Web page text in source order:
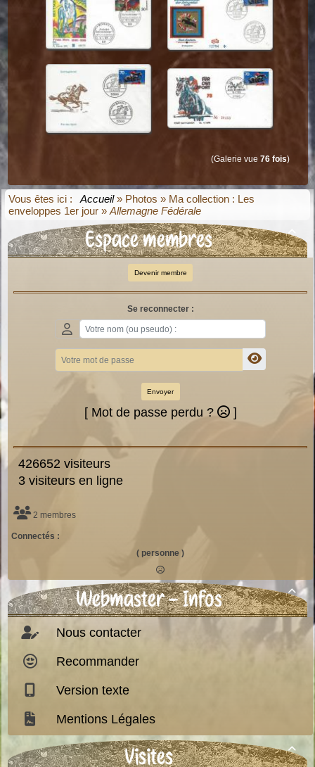
(Galerie vue 76 fois)
Vous êtes ici : Accueil» Photos » Ma collection : Les
enveloppes 1er jour » Allemagne Fédérale
Espace membres
Devenir membre
Se reconnecter :
Envoyer
[ Mot de passe perdu ? ]
426652 visiteurs
3 visiteurs en ligne
2 membres
Connectés :
( personne )

Webmaster - Infos
Nous contacter
Recommander
Version texte
Mentions Légales

Visites